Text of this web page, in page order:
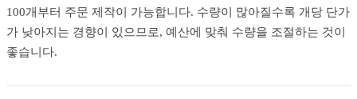
100개부터 주문 제작이 가능합니다. 수량이 많아질수록 개당 단가
가 낮아지는 경향이 있으므로, 예산에 맞춰 수량을 조절하는 것이
좋습니다.